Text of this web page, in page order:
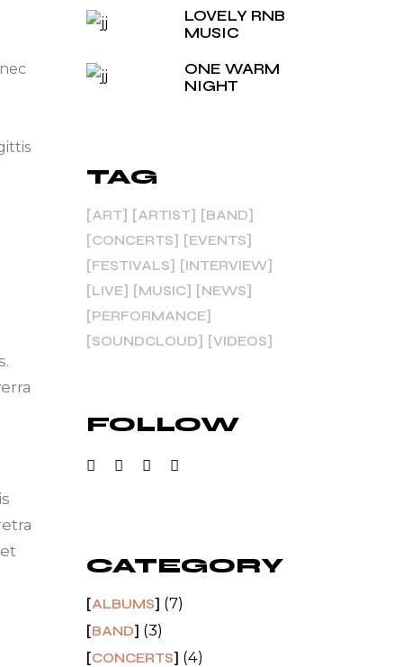
LOVELY RNB
MUSIC
ONE WARM
NIGHT
TAG
ART ARTIST
BAND
CONCERTS
EVENTS
FESTIVALS
INTERVIEW
LIVE
MUSIC
NEWS
PERFORMANCE
SOUNDCLOUD
VIDEOS
FOLLOW
CATEGORY
ALBUMS (7)
BAND (3)
CONCERTS (4)